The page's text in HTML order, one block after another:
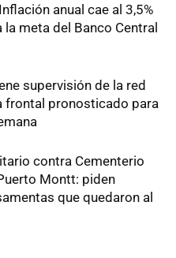
anual cae al 3,5%
la meta del Banco Central
supervisión de la red
frontal pronosticado para
contra Cementerio
Montt: piden
que quedaron al